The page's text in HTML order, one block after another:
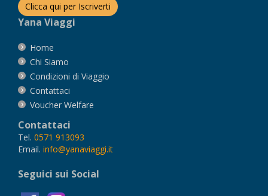
Clicca qui per Iscriverti
Yana Viaggi
Home
Chi Siamo
Condizioni di Viaggio
Contattaci
Voucher Welfare
Contattaci
Tel. 0571 913093
Email. info@yanaviaggi.it
Seguici sui Social